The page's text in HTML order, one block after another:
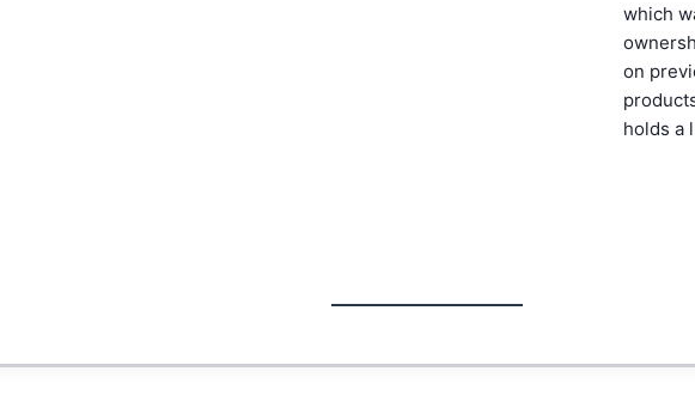
which
on
holds a